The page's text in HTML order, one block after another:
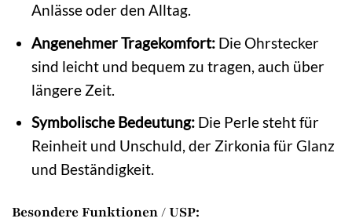
Anlässe oder den Alltag.
Angenehmer Tragekomfort:Die Ohrstecker
sind leicht und bequem zu tragen, auch über
längere Zeit.
Symbolische Bedeutung:Die Perle steht für
Reinheit und Unschuld, der Zirkonia für Glanz
und Beständigkeit.
Besondere Funktionen / USP: